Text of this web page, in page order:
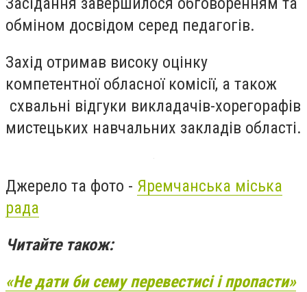
обміном досвідом серед педагогів.
Захід отримав високу оцінку
компетентної обласної комісії, а також
схвальні відгуки викладачів-хорегорафів
мистецьких навчальних закладів області.
Джерело та фото - Яремчанська міська
рада
Читайте також:
«Не дати би сему перевестисі і пропасти»